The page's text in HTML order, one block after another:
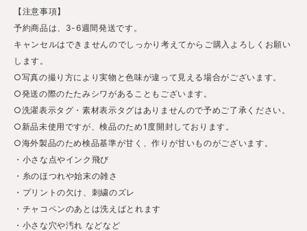
【注意事項】
予約商品は、3-6週間発送です。
キャンセルはできませんのでしっかり考えてからご購入よろしくお願い
します。
○写真の撮り方により実物と色味が違って見える場合がございます。
○発送の際のたたみシワがあることもございます。
○洗濯表示タグ・素材表示タグはありませんので予めご了承ください。
○新品未使用ですが、検品のため1度開封しております。
○海外製品のため検品基準が甘く、作りが甘いものがございます。
・小さな点やインク飛び
・糸のほつれや始末の雑さ
・プリントの欠け、刺繍のズレ
・チャコペンのあとは洗えばとれます
・小さな穴や汚れ などなど